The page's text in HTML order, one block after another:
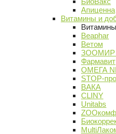
Апиценна
Витамины и
Beaphar
Ветом
ЗООМИР
Фармавит
ОМЕГА
STOP-
ВАКА
CLINY
Unitabs